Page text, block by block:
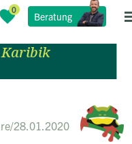
Beratung
Karibik
/28.01.2020